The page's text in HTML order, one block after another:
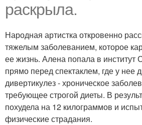
раскрыла.
Народная артистка откровенно
тяжелым заболеванием, которое
ее жизнь. Алена попала в институт
прямо перед спектаклем, где у нее
дивертикулез - хроническое
требующее строгой диеты. В
похудела на 12 килограммов и
физические страдания.